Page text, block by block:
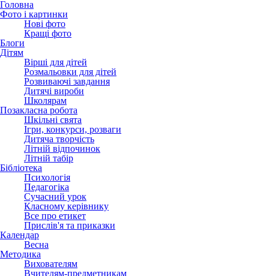
Головна
Фото і картинки
Нові фото
Кращі фото
Блоги
Дітям
Вірші для дітей
Розмальовки для дітей
Розвиваючі завдання
Дитячі вироби
Школярам
Позакласна робота
Шкільні свята
Ігри, конкурси, розваги
Дитяча творчість
Літній відпочинок
Літній табір
Бібліотека
Психологія
Педагогіка
Сучасний урок
Класному керівнику
Все про етикет
Прислів'я та приказки
Календар
Весна
Методика
Вихователям
Вчителям-предметникам